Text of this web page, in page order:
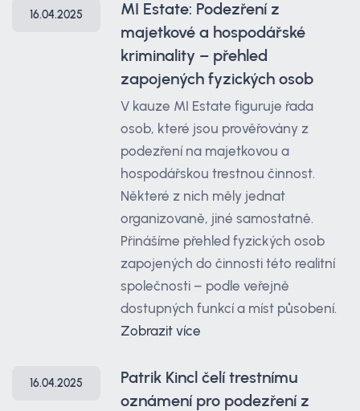
16.04.2025
MI Estate: Podezření z
majetkové a hospodářské
kriminality – přehled
zapojených fyzických osob
V kauze MI Estate figuruje řada
osob, které jsou prověřovány z
podezření na majetkovou a
hospodářskou trestnou činnost.
Některé z nich měly jednat
organizovaně, jiné samostatně.
Přinášíme přehled fyzických osob
zapojených do činnosti této realitní
společnosti – podle veřejně
dostupných funkcí a míst působení.
Zobrazit více
16.04.2025
Patrik Kincl čelí trestnímu
oznámení pro podezření z